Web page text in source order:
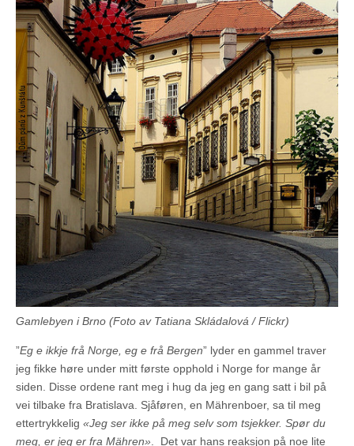
Gamlebyen i Brno (Foto av Tatiana Skládalová / Flickr)
”Eg e ikkje frå Norge, eg e frå Bergen” lyder en gammel traver
jeg fikke høre under mitt første opphold i Norge for mange år
siden. Disse ordene rant meg i hug da jeg en gang satt i bil på
vei tilbake fra Bratislava. Sjåføren, en Mährenboer, sa til meg
ettertrykkelig «Jeg ser ikke på meg selv som tsjekker. Spør du
meg, er jeg er fra Mähren» . Det var hans reaksjon på noe lite